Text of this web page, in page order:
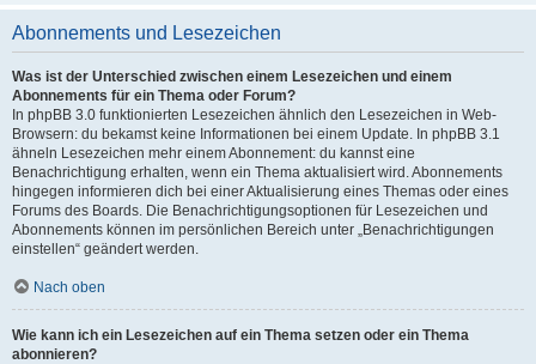
Abonnements und Lesezeichen
Was ist der Unterschied zwischen einem Lesezeichen und einem
Abonnements für ein Thema oder Forum?
In phpBB 3.0 funktionierten Lesezeichen ähnlich den Lesezeichen in Web-
Browsern: du bekamst keine Informationen bei einem Update. In phpBB 3.1
ähneln Lesezeichen mehr einem Abonnement: du kannst eine
Benachrichtigung erhalten, wenn ein Thema aktualisiert wird. Abonnements
hingegen informieren dich bei einer Aktualisierung eines Themas oder eines
Forums des Boards. Die Benachrichtigungsoptionen für Lesezeichen und
Abonnements können im persönlichen Bereich unter „Benachrichtigungen
einstellen“ geändert werden.
Nach oben
Wie kann ich ein Lesezeichen auf ein Thema setzen oder ein Thema
abonnieren?